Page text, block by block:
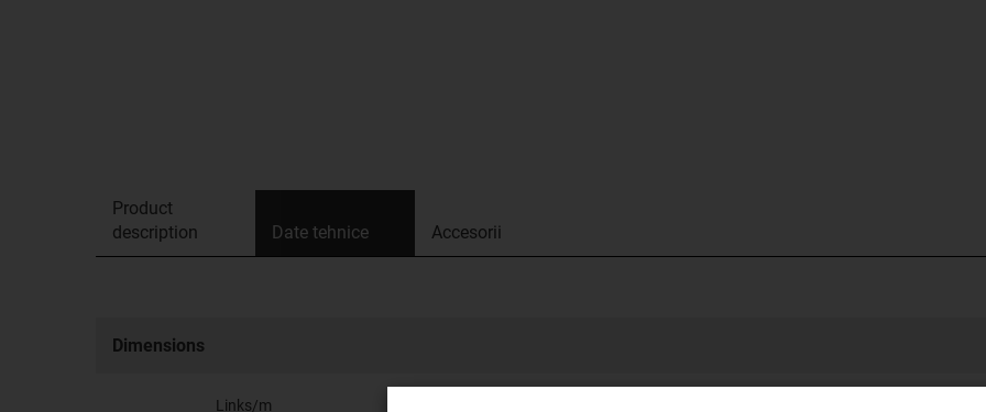
Product
description
Date tehnice Accesorii
Dimensions
Links/m